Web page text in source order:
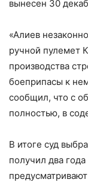
вынесен 30
«Алиев
ручной пулемет
производства
боеприпасы к
сообщил, что с
полностью, в
В итоге суд
получил два